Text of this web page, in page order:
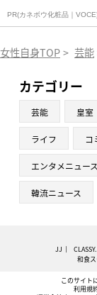
PR(カネボウ化粧品｜
女性自身TOP > 芸能
カテゴリー
芸能 皇室
ライフ コ
エンタメニュース
韓流ニュース
JJ CLASSY.
和食
このサイト
利用規